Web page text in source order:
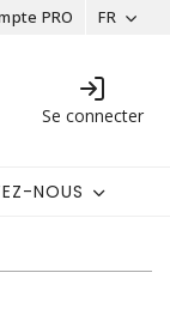
PRO FR
Se connecter
NOUS